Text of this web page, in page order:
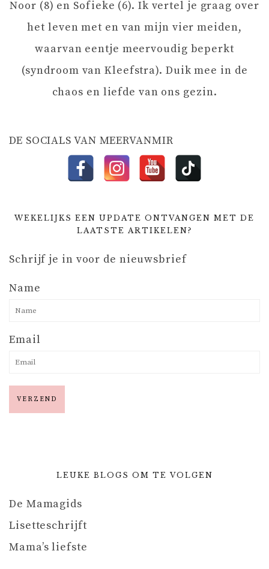
I
A
I
Noor (8) en Sofieke (6). Ik vertel je graag over
het leven met en van mijn vier meiden,
waarvan eentje meervoudig beperkt
(syndroom van Kleefstra). Duik mee in de
chaos en liefde van ons gezin.
DE SOCIALS VAN MEERVANMIR
WEKELIJKS EEN UPDATE ONTVANGEN MET DE
LAATSTE ARTIKELEN?
Schrijf je in voor de nieuwsbrief
Name
Email
LEUKE BLOGS OM TE VOLGEN
De Mamagids
Lisetteschrijft
Mama’s liefste